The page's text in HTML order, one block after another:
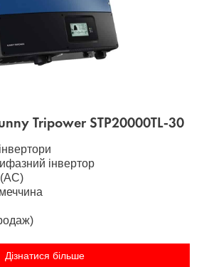
Tripower STP20000TL-30
інвертор
Дізнатися більше